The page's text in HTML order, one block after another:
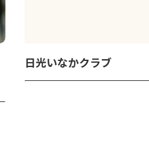
日光いなかクラブ